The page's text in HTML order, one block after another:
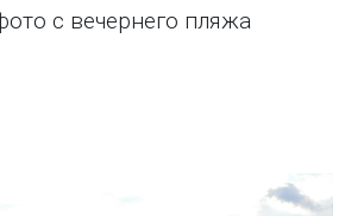
с вечернего пляжа